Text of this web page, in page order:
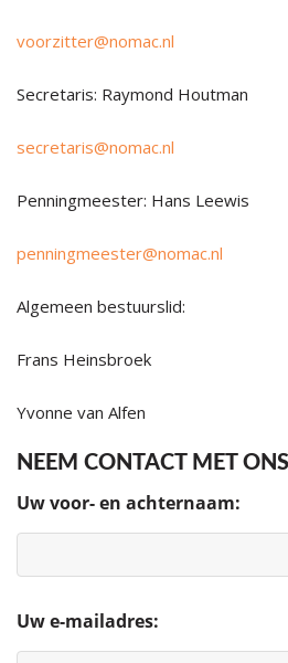
voorzitter@nomac.nl
Secretaris: Raymond Houtman
secretaris@nomac.nl
Penningmeester: Hans Leewis
penningmeester@nomac.nl
Algemeen bestuurslid:
Frans Heinsbroek
Yvonne van Alfen
NEEM CONTACT MET
Uw voor- en achternaam:
Uw e-mailadres: